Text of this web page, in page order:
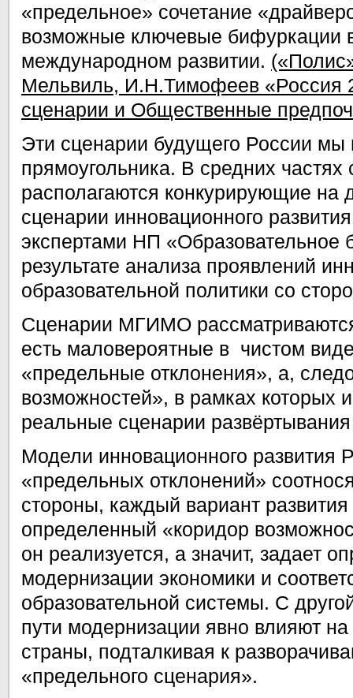
«предельное» сочетание
возможные ключевые бифуркации
международном развитии.
Мельвиль, И.Н.Тимофеев «Россия
сценарии и Общественные
Эти сценарии будущего России мы
прямоугольника. В средних частях
располагаются конкурирующие на
сценарии инновационного
экспертами НП
результате анализа проявлений
образовательной политики со
Сценарии МГИМО
есть маловероятные в чистом
«предельные отклонения», а,
возможностей», в рамках которых
реальные сценарии
Модели инновационного развития
«предельных отклонений»
стороны, каждый вариант
определенный «коридор
он реализуется, а значит, задает
модернизации экономики и
образовательной системы. С
пути модернизации явно влияют
страны, подталкивая к
«предельного сценария».